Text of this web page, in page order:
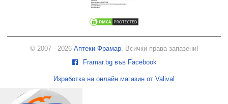
© 2007 - 2026 Аптеки Фрамар. Всички права запазени!
Framar.bg във Facebook
Изработка на онлайн магазин от Valival